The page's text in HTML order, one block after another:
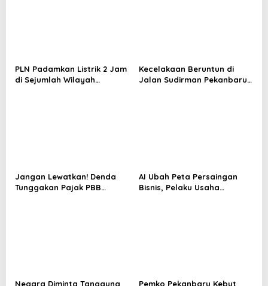
PLN Padamkan Listrik 2 Jam
di Sejumlah Wilayah
Kecelakaan Beruntun di
Jalan Sudirman Pekanbaru,
Jangan Lewatkan! Denda
Tunggakan Pajak PBB
AI Ubah Peta Persaingan
Bisnis, Pelaku Usaha
Negara Diminta Tanggung Pemko Pekanbaru Kebut